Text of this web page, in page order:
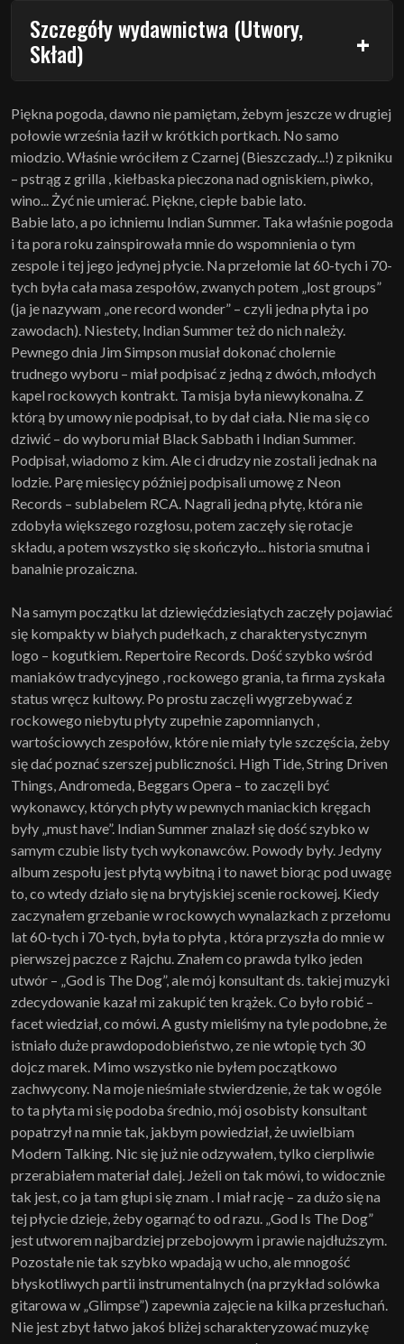
Szczegóły wydawnictwa (Utwory,
Skład)
Piękna pogoda, dawno nie pamiętam, żebym jeszcze w drugiej
połowie września łaził w krótkich portkach. No samo
miodzio. Właśnie wróciłem z Czarnej (Bieszczady...!) z pikniku
– pstrąg z grilla , kiełbaska pieczona nad ogniskiem, piwko,
wino... Żyć nie umierać. Piękne, ciepłe babie lato.
Babie lato, a po ichniemu Indian Summer. Taka właśnie pogoda
i ta pora roku zainspirowała mnie do wspomnienia o tym
zespole i tej jego jedynej płycie. Na przełomie lat 60-tych i 70-
tych była cała masa zespołów, zwanych potem „lost groups”
(ja je nazywam „one record wonder” – czyli jedna płyta i po
zawodach). Niestety, Indian Summer też do nich należy.
Pewnego dnia Jim Simpson musiał dokonać cholernie
trudnego wyboru – miał podpisać z jedną z dwóch, młodych
kapel rockowych kontrakt. Ta misja była niewykonalna. Z
którą by umowy nie podpisał, to by dał ciała. Nie ma się co
dziwić – do wyboru miał Black Sabbath i Indian Summer.
Podpisał, wiadomo z kim. Ale ci drudzy nie zostali jednak na
lodzie. Parę miesięcy później podpisali umowę z Neon
Records – sublabelem RCA. Nagrali jedną płytę, która nie
zdobyła większego rozgłosu, potem zaczęły się rotacje
składu, a potem wszystko się skończyło... historia smutna i
banalnie prozaiczna.
Na samym początku lat dziewięćdziesiątych zaczęły pojawiać
się kompakty w białych pudełkach, z charakterystycznym
logo – kogutkiem. Repertoire Records. Dość szybko wśród
maniaków tradycyjnego , rockowego grania, ta firma zyskała
status wręcz kultowy. Po prostu zaczęli wygrzebywać z
rockowego niebytu płyty zupełnie zapomnianych ,
wartościowych zespołów, które nie miały tyle szczęścia, żeby
się dać poznać szerszej publiczności. High Tide, String Driven
Things, Andromeda, Beggars Opera – to zaczęli być
wykonawcy, których płyty w pewnych maniackich kręgach
były „must have”. Indian Summer znalazł się dość szybko w
samym czubie listy tych wykonawców. Powody były. Jedyny
album zespołu jest płytą wybitną i to nawet biorąc pod uwagę
to, co wtedy działo się na brytyjskiej scenie rockowej. Kiedy
zaczynałem grzebanie w rockowych wynalazkach z przełomu
lat 60-tych i 70-tych, była to płyta , która przyszła do mnie w
pierwszej paczce z Rajchu. Znałem co prawda tylko jeden
utwór – „God is The Dog”, ale mój konsultant ds. takiej muzyki
zdecydowanie kazał mi zakupić ten krążek. Co było robić –
facet wiedział, co mówi. A gusty mieliśmy na tyle podobne, że
istniało duże prawdopodobieństwo, ze nie wtopię tych 30
dojcz marek. Mimo wszystko nie byłem początkowo
zachwycony. Na moje nieśmiałe stwierdzenie, że tak w ogóle
to ta płyta mi się podoba średnio, mój osobisty konsultant
popatrzył na mnie tak, jakbym powiedział, że uwielbiam
Modern Talking. Nic się już nie odzywałem, tylko cierpliwie
przerabiałem materiał dalej. Jeżeli on tak mówi, to widocznie
tak jest, co ja tam głupi się znam . I miał rację – za dużo się na
tej płycie dzieje, żeby ogarnąć to od razu. „God Is The Dog”
jest utworem najbardziej przebojowym i prawie najdłuższym.
Pozostałe nie tak szybko wpadają w ucho, ale mnogość
błyskotliwych partii instrumentalnych (na przykład solówka
gitarowa w „Glimpse”) zapewnia zajęcie na kilka przesłuchań.
Nie jest zbyt łatwo jakoś bliżej scharakteryzować muzykę